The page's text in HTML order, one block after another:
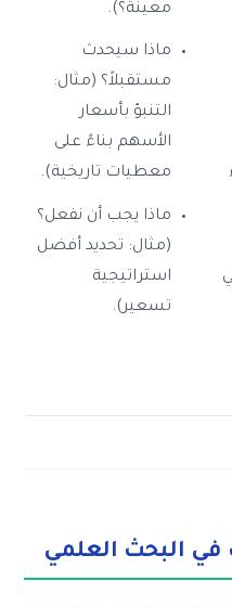
معينة؟).
ماذا سيحدث
مستقبلاً؟ (مثال:
التنبؤ بأسعار
الأسهم بناءً على
معطيات تاريخية).
ماذا يجب أن نفعل؟
(مثال: تحديد أفضل
استراتيجية
تسعير).
في البحث العلمي